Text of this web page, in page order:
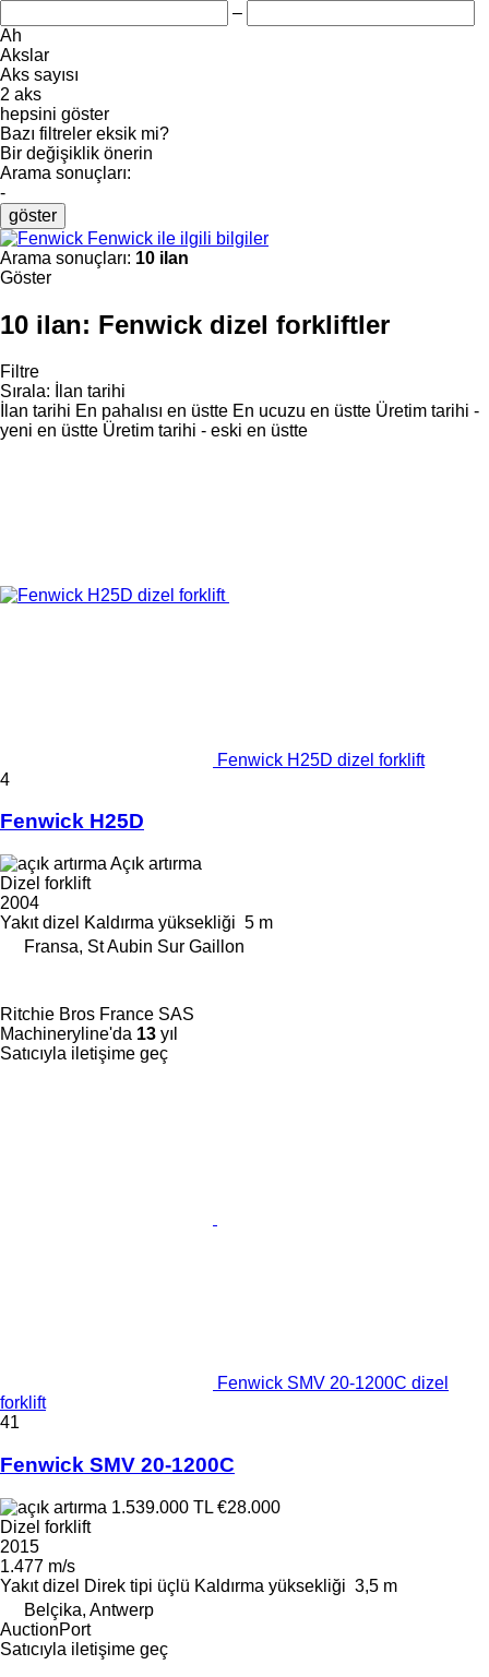
–
Ah
Akslar
Aks sayısı
2 aks
hepsini göster
Bazı filtreler eksik mi?
Bir değişiklik önerin
Arama sonuçları:
-
göster
Fenwick ile ilgili bilgiler
Arama sonuçları: 10 ilan
Göster
10 ilan: Fenwick dizel forkliftler
Filtre
Sırala:
İlan tarihi
İlan tarihi En pahalısı en üstte En ucuzu en üstte Üretim tarihi -
yeni en üstte Üretim tarihi - eski en üstte
Fenwick H25D dizel forklift
4
Fenwick H25D
Açık artırma
Dizel forklift
2004
Yakıt dizel Kaldırma yüksekliği 5 m
Fransa, St Aubin Sur Gaillon
Ritchie Bros France SAS
Machineryline'da 13 yıl
Satıcıyla iletişime geç
Fenwick SMV 20-1200C dizel
forklift
41
Fenwick SMV 20-1200C
1.539.000 TL €28.000
Dizel forklift
2015
1.477 m/s
Yakıt dizel Direk tipi üçlü Kaldırma yüksekliği 3,5 m
Belçika, Antwerp
AuctionPort
Satıcıyla iletişime geç